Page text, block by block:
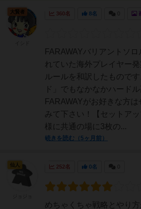
360名 8名
FARAWAYバリアントソ
れていた海外プレイヤー
ルールを和訳したもので
ド」でもなかなかハードル
FARAWAYがお好きな方
みて下さい！【セットア
様に共通の場に3枚の...
続きを読む（5ヶ月前）
大賢者
252名 0名
めちゃくちゃ戦略とやり
仙人